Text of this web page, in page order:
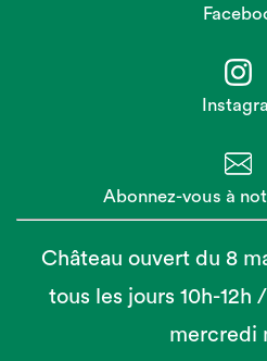
Abonnez-vous à
Château ouvert du 8
tous les jours 10h-12h
mercredi